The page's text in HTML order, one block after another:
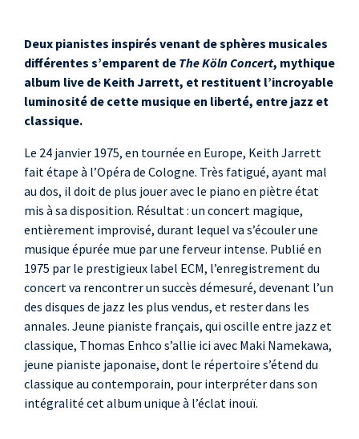
Deux pianistes inspirés venant de sphères musicales
différentes s’emparent de The Köln Concert, mythique
album live de Keith Jarrett, et restituent l’incroyable
luminosité de cette musique en liberté, entre jazz et
classique.
Le 24 janvier 1975, en tournée en Europe, Keith Jarrett
fait étape à l’Opéra de Cologne. Très fatigué, ayant mal
au dos, il doit de plus jouer avec le piano en piètre état
mis à sa disposition. Résultat : un concert magique,
entièrement improvisé, durant lequel va s’écouler une
musique épurée mue par une ferveur intense. Publié en
1975 par le prestigieux label ECM, l’enregistrement du
concert va rencontrer un succès démesuré, devenant l’un
des disques de jazz les plus vendus, et rester dans les
annales. Jeune pianiste français, qui oscille entre jazz et
classique, Thomas Enhco s’allie ici avec Maki Namekawa,
jeune pianiste japonaise, dont le répertoire s’étend du
classique au contemporain, pour interpréter dans son
intégralité cet album unique à l’éclat inouï.